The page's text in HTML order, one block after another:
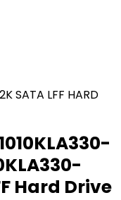
SATA LFF HARD
Hard Drive